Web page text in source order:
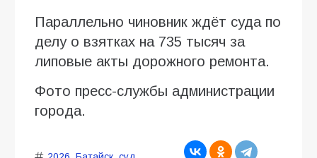
Параллельно чиновник ждёт суда по
делу о взятках на 735 тысяч за
липовые акты дорожного ремонта.
Фото пресс-службы администрации
города.